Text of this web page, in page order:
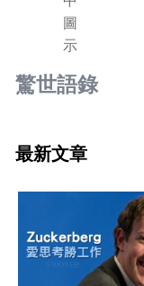
驚世語錄
最新文章